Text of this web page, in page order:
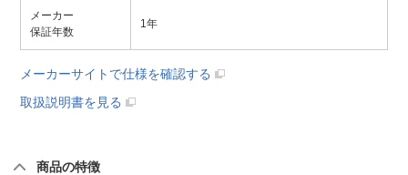
メーカー
保証年数
1年
メーカーサイトで仕様を確認する
取扱説明書を見る
商品の特徴